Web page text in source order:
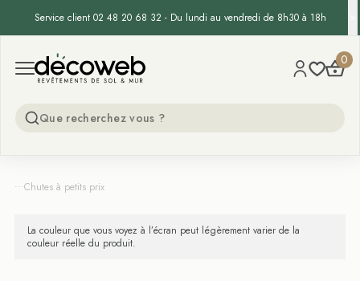
Service client 02 48 20 68 32 - Du lundi au vendredi de 8h30 à 18h
Open menu
Decoweb 0
...Chutes à petits prix
La couleur que vous voyez à l’écran peut légèrement varier de la
couleur réelle du produit.